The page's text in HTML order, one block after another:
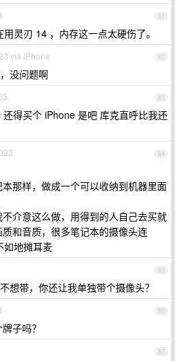
81
灵刃 14 ，内存这一点太硬伤了。
82
via iPhone
没问题啊
83
得买个 iPhone 是吧 库克直呼比我还
84
那样，做成一个可以收纳到机器里面
介意这么做，用得到的人自己去买就
和音质，很多笔记本的摄像头连
如地摊耳麦
85
想带，你还让我单独带个摄像头？
86
子吗？
87